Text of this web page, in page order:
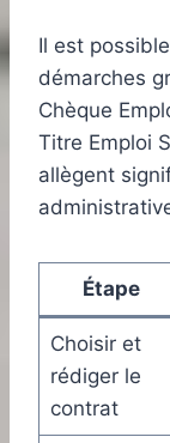
Il est
démarches
Chèque
Titre Emploi
allègent
Étape
Choisir et
rédiger le
contrat